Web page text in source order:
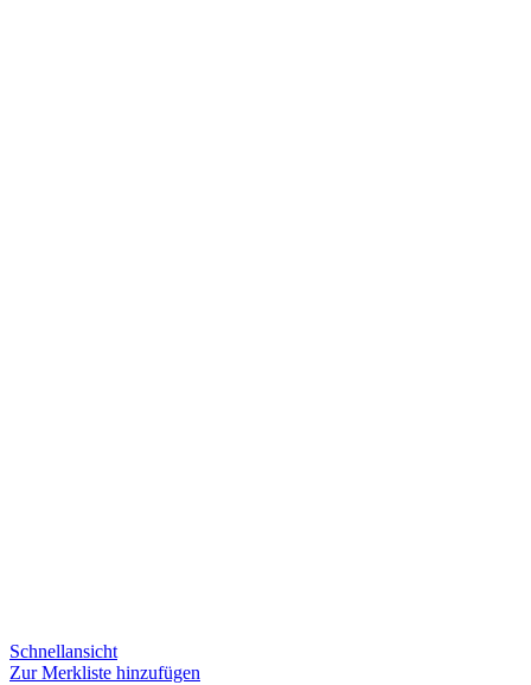
Schnellansicht
Zur Merkliste hinzufügen